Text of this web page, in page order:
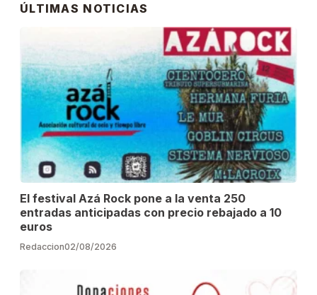
ÚLTIMAS NOTICIAS
El festival Azá Rock pone a la venta 250
entradas anticipadas con precio rebajado a 10
euros
Redaccion02/08/2026